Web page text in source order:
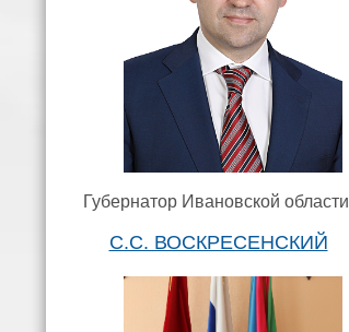
Губернатор Ивановской области
С.С. ВОСКРЕСЕНСКИЙ